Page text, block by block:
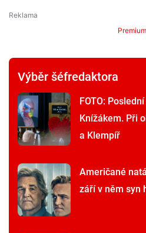
Premium
Výběr šéfredaktora
FOTO:
Knížákem. Při
a Klempíř
Američané
září v něm syn